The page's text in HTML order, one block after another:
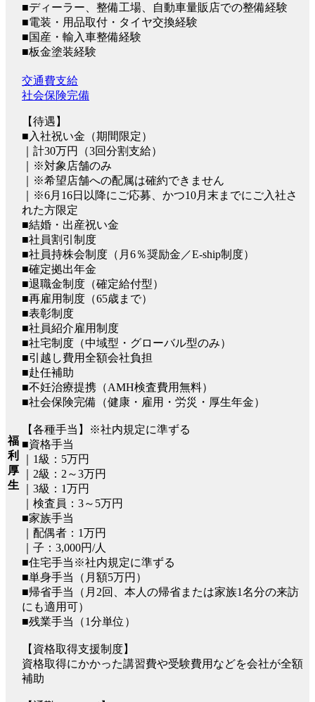
■ディーラー、整備工場、自動車量販店での整備経験
■電装・用品取付・タイヤ交換経験
■国産・輸入車整備経験
■板金塗装経験
福
利
厚
生
交通費支給
社会保険完備
【待遇】
■入社祝い金（期間限定）
｜計30万円（3回分割支給）
｜※対象店舗のみ
｜※希望店舗への配属は確約できません
｜※6月16日以降にご応募、かつ10月末までにご入社さ
れた方限定
■結婚・出産祝い金
■社員割引制度
■社員持株会制度（月6％奨励金／E-ship制度）
■確定拠出年金
■退職金制度（確定給付型）
■再雇用制度（65歳まで）
■表彰制度
■社員紹介雇用制度
■社宅制度（中域型・グローバル型のみ）
■引越し費用全額会社負担
■赴任補助
■不妊治療提携（AMH検査費用無料）
■社会保険完備（健康・雇用・労災・厚生年金）
【各種手当】※社内規定に準ずる
■資格手当
｜1級：5万円
｜2級：2～3万円
｜3級：1万円
｜検査員：3～5万円
■家族手当
｜配偶者：1万円
｜子：3,000円/人
■住宅手当※社内規定に準ずる
■単身手当（月額5万円）
■帰省手当（月2回、本人の帰省または家族1名分の来訪
にも適用可）
■残業手当（1分単位）
【資格取得支援制度】
資格取得にかかった講習費や受験費用などを会社が全額
補助